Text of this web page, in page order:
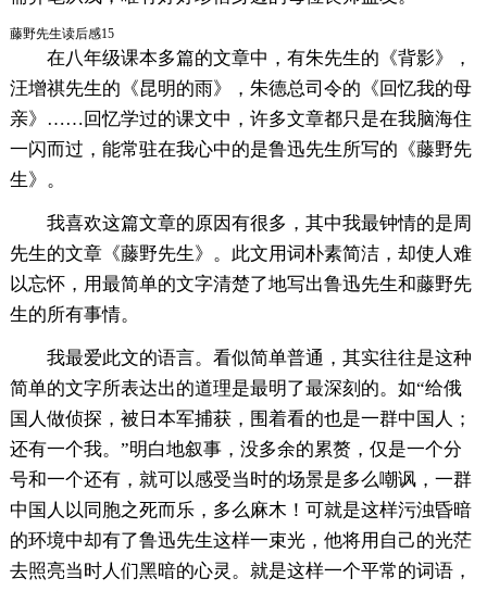
藤野先生读后感15
在八年级课本多篇的文章中，有朱先生的《背影》，
汪增祺先生的《昆明的雨》，朱德总司令的《回忆我的母
亲》……回忆学过的课文中，许多文章都只是在我脑海住
一闪而过，能常驻在我心中的是鲁迅先生所写的《藤野先
生》。
我喜欢这篇文章的原因有很多，其中我最钟情的是周
先生的文章《藤野先生》。此文用词朴素简洁，却使人难
以忘怀，用最简单的文字清楚了地写出鲁迅先生和藤野先
生的所有事情。
我最爱此文的语言。看似简单普通，其实往往是这种
简单的文字所表达出的道理是最明了最深刻的。如“给俄
国人做侦探，被日本军捕获，围着看的也是一群中国人；
还有一个我。”明白地叙事，没多余的累赘，仅是一个分
号和一个还有，就可以感受当时的场景是多么嘲讽，一群
中国人以同胞之死而乐，多么麻木！可就是这样污浊昏暗
的环境中却有了鲁迅先生这样一束光，他将用自己的光茫
去照亮当时人们黑暗的心灵。就是这样一个平常的词语，